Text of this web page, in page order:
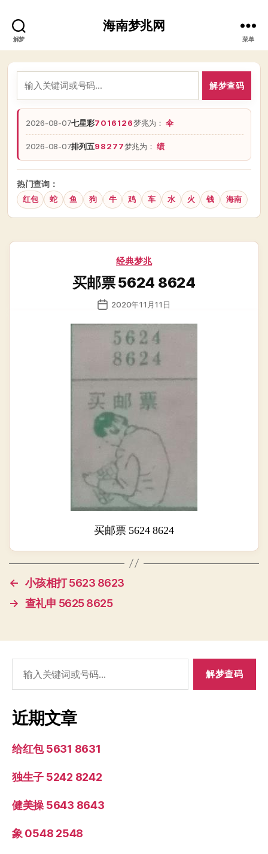
解梦
海南梦兆网
菜单
解梦查码
2026-08-07七星彩7016126梦兆为：伞
2026-08-07排列五98277梦兆为：绩
热门查询：
红包 蛇 鱼 狗 牛 鸡 车 水 火 钱 海南
分
经典梦兆
买邮票 5624 8624
发
日
2020年11月11日
买邮票 5624 8624
← 小孩相打 5623 8623
→ 查礼申 5625 8625
索：
近期文章
给红包 5631 8631
独生子 5242 8242
健美操 5643 8643
象 0548 2548